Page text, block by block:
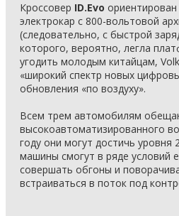
Кроссовер ID.Evo
электрокар с 800-вольтовой
(следовательно, с быстрой
которого, вероятно, легла
угодить молодым китайцам,
«широкий спектр новых
обновления «по воздуху».
Всем трем автомобилям
высокоавтоматизированного
году они могут достичь уровня
машины смогут в ряде условий
совершать обгоны и
встраиваться в поток под